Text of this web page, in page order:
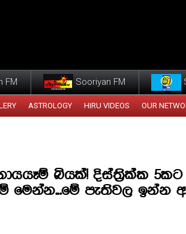
FM Sooriyan FM
ASTROLOGY HIRU VIDEOS OUR
බියක්! දිස්ත්‍රික්ක
පැතිවල ඉන්න